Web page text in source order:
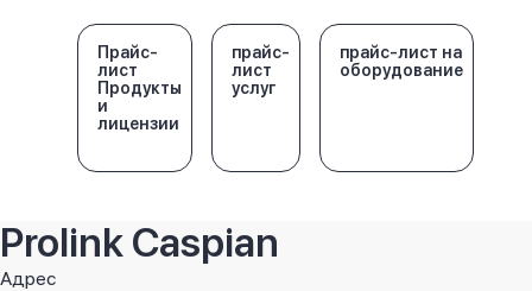
Прайс-
лист
Продукты
и
лицензии
прайс-
лист
услуг
прайс-лист на
оборудование
Prolink Caspian
Адрес